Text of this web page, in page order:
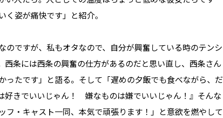
姿が痛快です」と紹介。
ですが、私もオタなので、自分が興奮している時のテンシ
条には西条の興奮の仕方があるのだと思い直し、西条さん
たです」と語る。そして「遅めの夕飯でも食べながら、だ
好きでいいじゃん！ 嫌なものは嫌でいいじゃん！』そんな
・キャスト一同、本気で頑張ります！」と意欲を燃やして